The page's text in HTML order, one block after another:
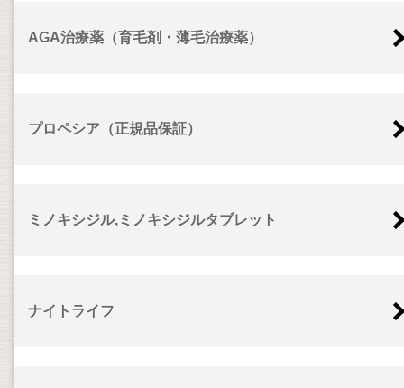
AGA治療薬（育毛剤・薄毛治療薬）
プロペシア（正規品保証）
ミノキシジル,ミノキシジルタブレット
ナイトライフ